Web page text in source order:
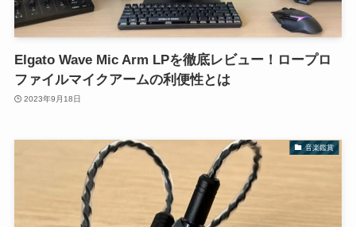
Elgato Wave Mic Arm LPを徹底レビュー！ロープロ
ファイルマイクアームの利便性とは
2023年9月18日
音楽鑑賞